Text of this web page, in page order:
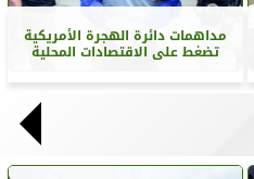
مداهمات دائرة الهجرة الأمريكية
تضغط على الاقتصادات المحلية